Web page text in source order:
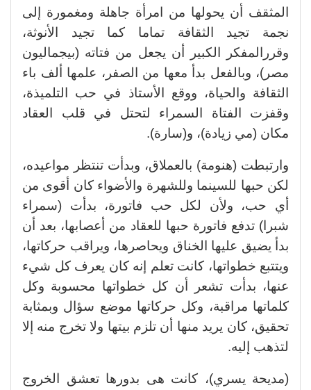
المثقف أن يحولها من امرأة جاهلة ومغمورة إلى
نجمة تجيد الثقافة تماما كما تجيد الأنوثة،
وقررالمفكر الكبير أن يجعل من فتاته (بيجماليون
مصر)، وبالفعل بدأ معها من الصفر، علمها ألف باء
الثقافة والحياة، ووقع الأستاذ في حب التلميذة،
وقفزت الفتاة السمراء لتحتل في قلب العقاد
مكان (مي زيادة)، و(سارة).
وارتبطت (هنومة) بالعملاق، وبدأت تنتظر مواعيده،
لكن حبها للسينما وللشهرة والأضواء كان أقوى من
أي حب، ولأن لكل حب فاتورة، بدأت (سمراء
شبرا) تدفع فاتورة حبها للعقاد من أعصابها، بعد أن
بدأ يضيق عليها الخناق ويحاصرها، ويراقب حركاتها،
ويتتبع خطواتها، كانت تعلم إنه كان يعرف كل شيء
عنها، بدأت تشعر أن كل خطواتها محسوبة وكل
كلماتها مراقبة، وكل حركاتها موضع سؤال وبمثابة
تحقيق، كان يريد منها أن تلزم بيتها ولا تخرج منه إلا
لتذهب إليه.
(مديحة يسري)، كانت هى بدورها تعشق الخروج